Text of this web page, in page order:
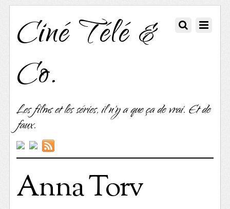
Ciné Télé &
Co.
Les films et les séries, il n'y a que ça de vrai. Et de
faux.
Anna Torv